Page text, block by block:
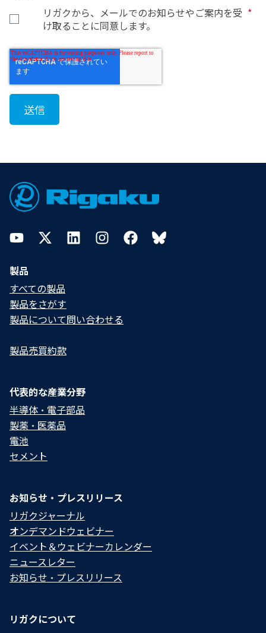
リガクから、メールでのお知らせやご案内を受
け取ることに同意します。
*
Footer
YouTubeTwitterLinkedInInstagramFacebookBluesky
製品
すべての製品
製品をさがす
製品について問い合わせる​
製品売買約款
代表的な産業分野
半導体・電子部品
製薬・医薬品
電池
セメント
お知らせ・プレスリリース
リガクジャーナル
オンデマンドウェビナー
イベント＆ウェビナーカレンダー
ニュースレター
お知らせ・プレスリリース
リガクについて